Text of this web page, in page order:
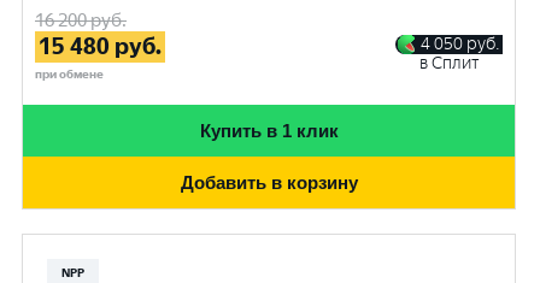
16 200руб.
15 480 руб.
при обмене
4 050 руб.
в Сплит
Купить в 1 клик
Добавить в корзину
NPP